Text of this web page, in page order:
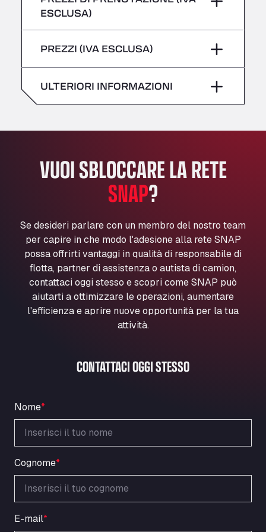
All 4 Trucks
Klaverbladstaat 21, 3560
American Truck Wash
Aut. A4 Salida 288 Pol. Ind. del Guadiel, 23210
Andamur La Junquera
Andamur Pamplona
Andamur San Roman II
Aut A1 Exit 385, 01207
Anpol Sp. z o.o.
Ul. Torunska 147, 85884
Aqua Ariva GmbH
Marie-Curie-Straße 24, 68219
Aral Autohof Bockel
An der Autobahn 1, 27404
ARAL Autohof Bockenem
Nellinger Str. 24, 89188
ARAL Tankstelle - XXL Truckwash.de
GmbH
Obernburger Str. 127, 63811
Ardleigh South Services
a120 westbound, CO77SL
Area 47 Hermanos Rico
Autovia A4 km 47, 28300
Area de Servicio Agetrans
Sabato –
giovedì
Sabato –
ESCLUSA)
PREZZI (IVA ESCLUSA)
ULTERIORI INFORMAZIONI
VUOI SBLOCCARE LA RETE
SNAP?
Se desideri parlare con un membro del nostro team
per capire in che modo l'adesione alla rete SNAP
possa offrirti vantaggi in qualità di responsabile di
flotta, partner di assistenza o autista di camion,
contattaci oggi stesso e scopri come SNAP può
aiutarti a ottimizzare le operazioni, aumentare
l'efficienza e aprire nuove opportunità per la tua
attività.
CONTATTACI OGGI STESSO
Nome*
Cognome*
E-mail*